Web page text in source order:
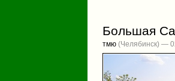
Большая
тмю (Челябинск) —